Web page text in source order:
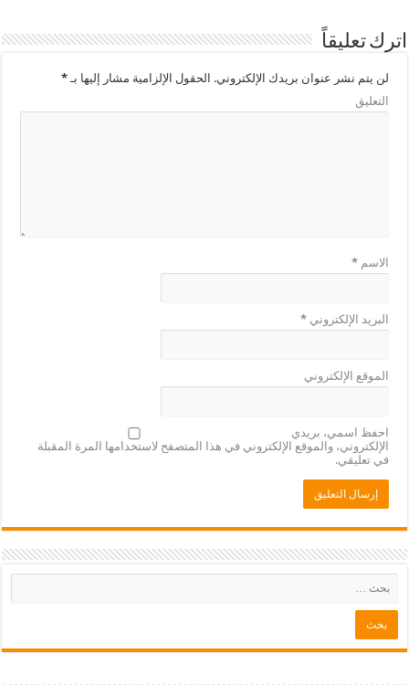
اترك تعليقاً
لن يتم نشر عنوان بريدك الإلكتروني. الحقول الإلزامية مشار إليها بـ*
التعليق
الاسم*
البريد الإلكتروني*
الموقع الإلكتروني
احفظ اسمي، بريدي
الإلكتروني، والموقع الإلكتروني في هذا المتصفح لاستخدامها المرة المقبلة
في تعليقي.